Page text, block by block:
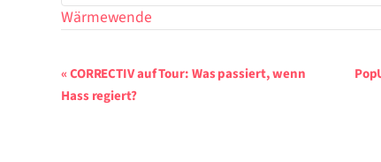
Wärmewende
Veranstaltung-
Navigation
«CORRECTIV auf Tour: Was passiert, wenn
Hass regiert?